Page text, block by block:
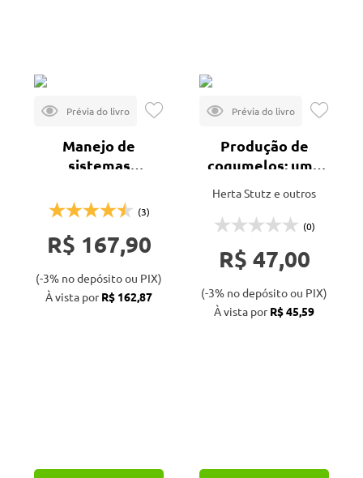
CRV
Manejo de
sistemas
Cerrado
(3)
R$ 167,90
(-3% no depósito ou PIX)
À vista porR$ 162,87
Produção de
cogumelos: uma
região centro-sul
do Paraná
Herta Stutz e outros
(0)
R$ 47,00
(-3% no depósito ou PIX)
À vista porR$ 45,59